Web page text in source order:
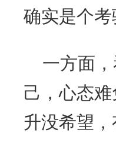
确实是个考
一方面
己，心态
升没希望